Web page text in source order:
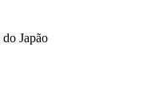
Japão